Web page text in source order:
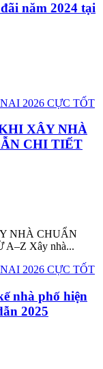
năm 2024 tại
XÂY NHÀ
CHI TIẾT
NHÀ CHUẨN
Xây nhà...
nhà phố hiện
2025